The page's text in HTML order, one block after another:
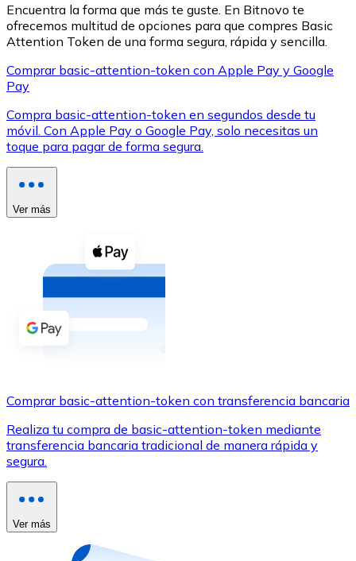
XRP
Ver todo
Efectivo
Comprar con efectivo
Añade fondos a tu cuenta Bitnovo o realiza compras
Tarjeta de crédito / débito
Tienda - Tarjetas regalo
Nuevo
Compra tarjetas regalo de tus marcas favoritas con
Encuentra la forma que más te guste. En Bitnovo te
ofrecemos multitud de opciones para que compres Basic
Attention Token de una forma segura, rápida y sencilla.
Comprar basic-attention-token con Apple Pay y Google
Pay
Compra basic-attention-token en segundos desde tu
móvil. Con Apple Pay o Google Pay, solo necesitas un
toque para pagar de forma segura.
Ver más
Comprar basic-attention-token con transferencia bancaria
Realiza tu compra de basic-attention-token mediante
transferencia bancaria tradicional de manera rápida y
segura.
Ver más